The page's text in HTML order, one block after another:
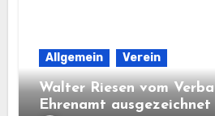
Allgemein Verein
Walter Riesen vom
Ehrenamt ausgezeichnet